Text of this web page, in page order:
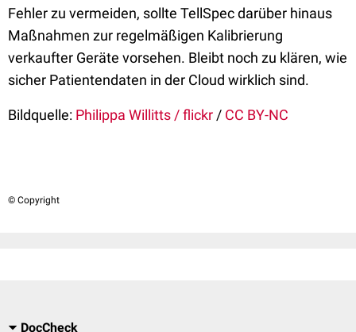
Fehler zu vermeiden, sollte TellSpec darüber hinaus
Maßnahmen zur regelmäßigen Kalibrierung
verkaufter Geräte vorsehen. Bleibt noch zu klären, wie
sicher Patientendaten in der Cloud wirklich sind.
Bildquelle: Philippa Willitts / flickr / CC BY-NC
© Copyright
DocCheck